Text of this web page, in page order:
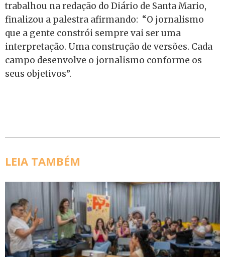
trabalhou na redação do Diário de Santa Mario,
finalizou a palestra afirmando: “O jornalismo
que a gente constrói sempre vai ser uma
interpretação. Uma construção de versões. Cada
campo desenvolve o jornalismo conforme os
seus objetivos”.
LEIA TAMBÉM